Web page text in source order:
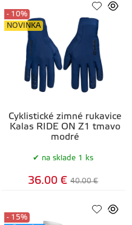
Cyklistické zimné rukavice
Kalas RIDE ON Z1 tmavo
modré
- 10%
NOVINKA
na sklade 1 ks
36.00 € 40.00 €
- 15%